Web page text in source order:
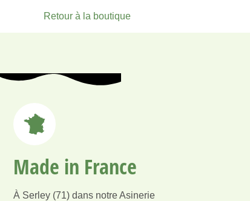
Retour à la boutique
Made in France
À Serley (71) dans notre Asinerie